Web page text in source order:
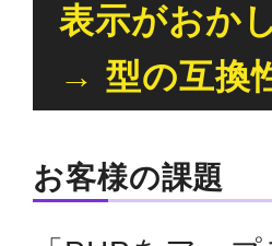
表示がおか
→ 型の互換
お客様の課題